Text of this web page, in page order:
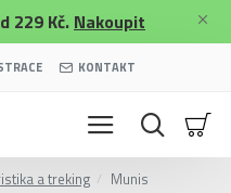
229 Kč. Nakoupit
KONTAKT
a treking Munis